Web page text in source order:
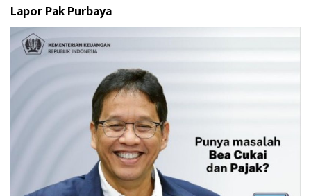
Lapor Pak Purbaya